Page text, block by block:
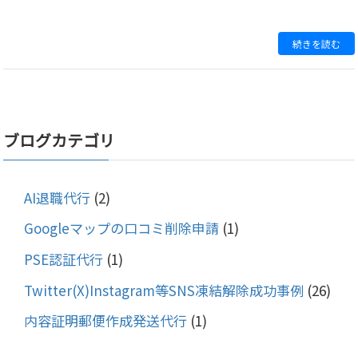
続きを読む
ブログカテゴリ
AI退職代行(2)
Googleマップの口コミ削除申請(1)
PSE認証代行(1)
Twitter(X)Instagram等SNS凍結解除成功事例 (26)
内容証明郵便作成発送代行(1)